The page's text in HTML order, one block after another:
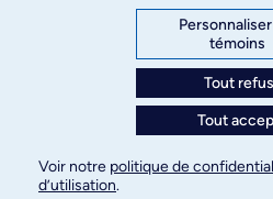
des relations publiques
3744, rue Jean-Brillant, bureau 490
Montréal (Québec) H3T 1P1
Paramètres des témoins
témoins
Tout
Tout
Voir notre politique de
d’utilisation.